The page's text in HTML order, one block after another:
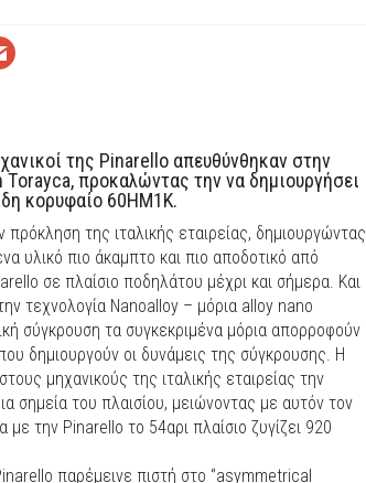
της Pinarello απευθύνθηκαν στην
προκαλώντας την να δημιουργήσει
κορυφαίο 60HM1K.
της ιταλικής εταιρείας, δημιουργώντας
υλικό πιο άκαμπτο και πιο αποδοτικό από
σε πλαίσιο ποδηλάτου μέχρι και σήμερα. Kαι
τεχνολογία Nanoalloy – μόρια alloy nano
σύγκρουση τα συγκεκριμένα μόρια απορροφούν
δημιουργούν οι δυνάμεις της σύγκρουσης. Η
μηχανικούς της ιταλικής εταιρείας την
σημεία του πλαισίου, μειώνοντας με αυτόν τον
την Pinarello το 54αρι πλαίσιο ζυγίζει 920
παρέμεινε πιστή στο ‘’asymmetrical